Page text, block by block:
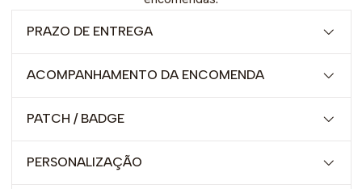
PRAZO DE ENTREGA
ACOMPANHAMENTO DA ENCOMENDA
PATCH / BADGE
PERSONALIZAÇÃO